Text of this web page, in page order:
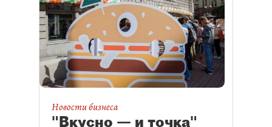
Новости бизнеса
"Вкусно — и точка"